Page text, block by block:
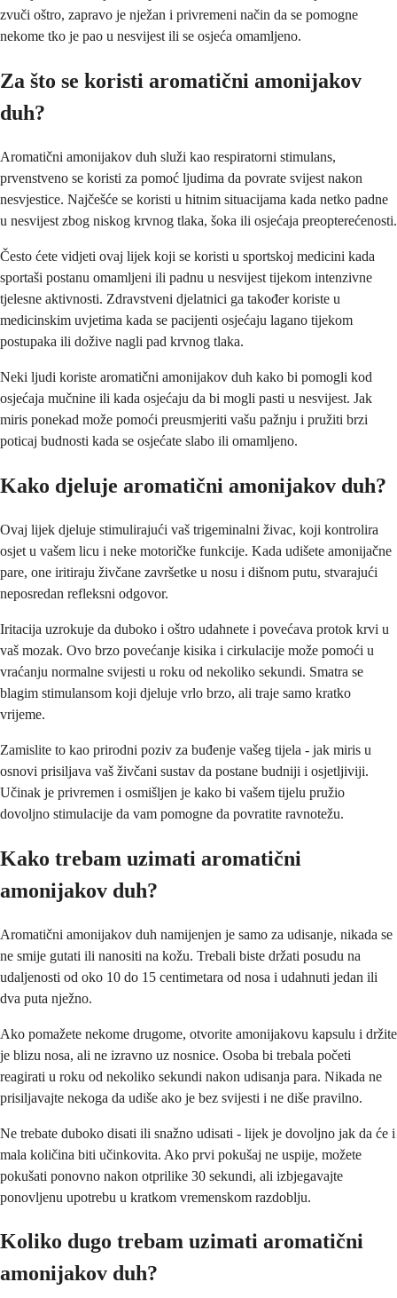
zvuči oštro, zapravo je nježan i privremeni način da se pomogne
nekome tko je pao u nesvijest ili se osjeća omamljeno.
Za što se koristi aromatični amonijakov
duh?
Aromatični amonijakov duh služi kao respiratorni stimulans,
prvenstveno se koristi za pomoć ljudima da povrate svijest nakon
nesvjestice. Najčešće se koristi u hitnim situacijama kada netko padne
u nesvijest zbog niskog krvnog tlaka, šoka ili osjećaja preopterećenosti.
Često ćete vidjeti ovaj lijek koji se koristi u sportskoj medicini kada
sportaši postanu omamljeni ili padnu u nesvijest tijekom intenzivne
tjelesne aktivnosti. Zdravstveni djelatnici ga također koriste u
medicinskim uvjetima kada se pacijenti osjećaju lagano tijekom
postupaka ili dožive nagli pad krvnog tlaka.
Neki ljudi koriste aromatični amonijakov duh kako bi pomogli kod
osjećaja mučnine ili kada osjećaju da bi mogli pasti u nesvijest. Jak
miris ponekad može pomoći preusmjeriti vašu pažnju i pružiti brzi
poticaj budnosti kada se osjećate slabo ili omamljeno.
Kako djeluje aromatični amonijakov duh?
Ovaj lijek djeluje stimulirajući vaš trigeminalni živac, koji kontrolira
osjet u vašem licu i neke motoričke funkcije. Kada udišete amonijačne
pare, one iritiraju živčane završetke u nosu i dišnom putu, stvarajući
neposredan refleksni odgovor.
Iritacija uzrokuje da duboko i oštro udahnete i povećava protok krvi u
vaš mozak. Ovo brzo povećanje kisika i cirkulacije može pomoći u
vraćanju normalne svijesti u roku od nekoliko sekundi. Smatra se
blagim stimulansom koji djeluje vrlo brzo, ali traje samo kratko
vrijeme.
Zamislite to kao prirodni poziv za buđenje vašeg tijela - jak miris u
osnovi prisiljava vaš živčani sustav da postane budniji i osjetljiviji.
Učinak je privremen i osmišljen je kako bi vašem tijelu pružio
dovoljno stimulacije da vam pomogne da povratite ravnotežu.
Kako trebam uzimati aromatični
amonijakov duh?
Aromatični amonijakov duh namijenjen je samo za udisanje, nikada se
ne smije gutati ili nanositi na kožu. Trebali biste držati posudu na
udaljenosti od oko 10 do 15 centimetara od nosa i udahnuti jedan ili
dva puta nježno.
Ako pomažete nekome drugome, otvorite amonijakovu kapsulu i držite
je blizu nosa, ali ne izravno uz nosnice. Osoba bi trebala početi
reagirati u roku od nekoliko sekundi nakon udisanja para. Nikada ne
prisiljavajte nekoga da udiše ako je bez svijesti i ne diše pravilno.
Ne trebate duboko disati ili snažno udisati - lijek je dovoljno jak da će i
mala količina biti učinkovita. Ako prvi pokušaj ne uspije, možete
pokušati ponovno nakon otprilike 30 sekundi, ali izbjegavajte
ponovljenu upotrebu u kratkom vremenskom razdoblju.
Koliko dugo trebam uzimati aromatični
amonijakov duh?